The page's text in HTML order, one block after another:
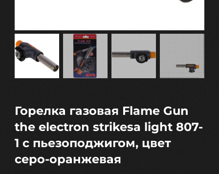
Горелка газовая Flame Gun
the electron strikesa light 807-
1 c пьезоподжигом, цвет
серо-оранжевая